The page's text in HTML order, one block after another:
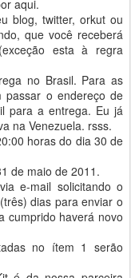
aqui.
blog, twitter, orkut ou
que você receberá
esta à regra
no Brasil. Para as
passar o endereço de
para a entrega. Eu já
na Venezuela. rsss.
horas do dia 30 de
de maio de 2011.
e-mail solicitando o
dias para enviar o
cumprido haverá novo
no ítem 1 serão